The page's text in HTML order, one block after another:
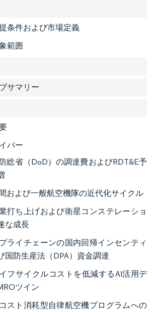
条件および市場定義
範囲
サマリー
バー
総省（DoD）の調達費およびRDT&E予
および一般航空機隊の近代化サイクル
打ち上げおよび衛星コンステレーショ
な成長
ライチェーンの国内回帰インセンティ
国防生産法（DPA）資金調達
フサイクルコストを低減するAI活用デ
ツイン
スト消耗型自律航空機プログラムへの